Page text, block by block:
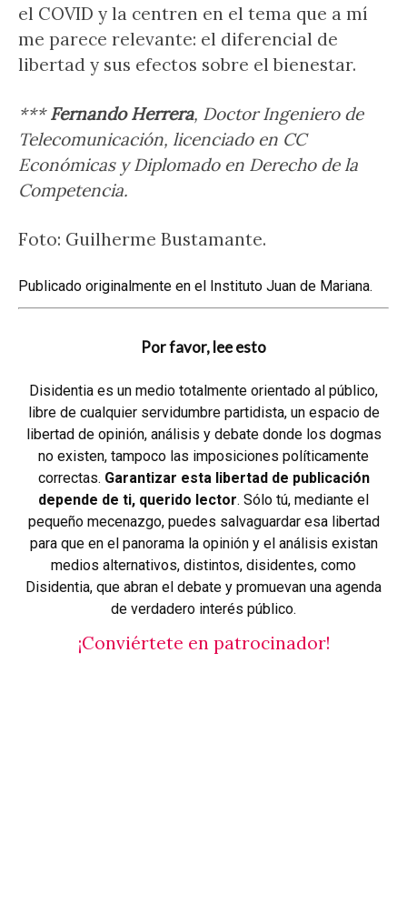
el COVID y la centren en el tema que a mí
me parece relevante: el diferencial de
libertad y sus efectos sobre el bienestar.
***Fernando Herrera, Doctor Ingeniero de
Telecomunicación, licenciado en CC
Económicas y Diplomado en Derecho de la
Competencia.
Foto: Guilherme Bustamante.
Publicado originalmente en el Instituto Juan de Mariana.
Por favor, lee esto
Disidentia es un medio totalmente orientado al público,
libre de cualquier servidumbre partidista, un espacio de
libertad de opinión, análisis y debate donde los dogmas
no existen, tampoco las imposiciones políticamente
correctas. Garantizar esta libertad de publicación
depende de ti, querido lector. Sólo tú, mediante el
pequeño mecenazgo, puedes salvaguardar esa libertad
para que en el panorama la opinión y el análisis existan
medios alternativos, distintos, disidentes, como
Disidentia, que abran el debate y promuevan una agenda
de verdadero interés público.
¡Conviértete en patrocinador!